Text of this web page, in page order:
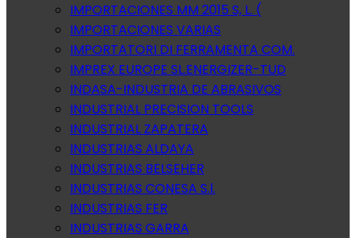
IMPORTACIONES MM 2015 S, L. (
IMPORTACIONES VARIAS
IMPORTATORI DI FERRAMENTA COM.
IMPREX EUROPE SL.ENERGIZER-TUD
INDASA-INDUSTRIA DE ABRASIVOS
INDUSTRIAL PRECISION TOOLS
INDUSTRIAL ZAPATERA
INDUSTRIAS ALDAYA
INDUSTRIAS BELSEHER
INDUSTRIAS CONESA S.l.
INDUSTRIAS FER
INDUSTRIAS GARRA